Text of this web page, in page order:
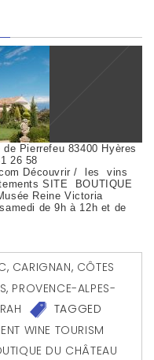
Pierrefeu 83400 Hyères
26 58
Découvrir / les vins
SITE BOUTIQUE
Reine Victoria
de 9h à 12h et de
, CARIGNAN, CÔTES
, PROVENCE-ALPES-
TAGGED
WINE TOURISM
DU CHÂTEAU